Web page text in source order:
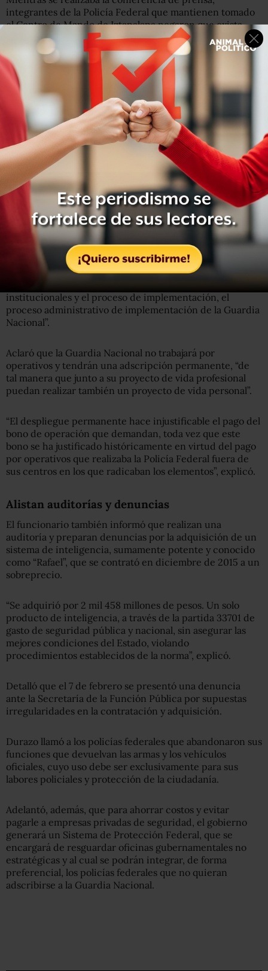
integrantes de la Policía Federal que mantienen tomado
el Centro de Mando de Iztapalapa negaron que exista
“mano negra” detrás de sus protestas y también negaron
que hayan enviado una invitación a Felipe Calderón para
que sea su representante sindical.
No se modifican los requisitos para entrar
a la Guardia
Durazo dijo que no hay absolutamente ningún margen
para modificar los requisitos de acceso a la Guardia
Nacional, pues estos ya están establecidos en diversas
disposiciones en las leyes reglamentarias de la reforma
constitucional que creó la Guardia Nacional y en el
reglamento interno de la propia Guardia Nacional.
“Las protestas de elementos de la Policía Federal, si bien
se entienden como parte de su derecho a manifestarse,
es un movimiento que no tiene razón de ser. La molestia
encuentra su explicación en la velocidad con la que se
realizaron los cambios legales, los acuerdos
institucionales y el proceso de implementación, el
proceso administrativo de implementación de la Guardia
Nacional”.
Aclaró que la Guardia Nacional no trabajará por
operativos y tendrán una adscripción permanente, “de
tal manera que junto a su proyecto de vida profesional
puedan realizar también un proyecto de vida personal”.
“El despliegue permanente hace injustificable el pago del
bono de operación que demandan, toda vez que este
bono se ha justificado históricamente en virtud del pago
por operativos que realizaba la Policía Federal fuera de
sus centros en los que radicaban los elementos”, explicó.
Alistan auditorías y denuncias
El funcionario también informó que realizan una
auditoría y preparan denuncias por la adquisición de un
sistema de inteligencia, sumamente potente y conocido
como “Rafael”, que se contrató en diciembre de 2015 a un
sobreprecio.
“Se adquirió por 2 mil 458 millones de pesos. Un solo
producto de inteligencia, a través de la partida 33701 de
gasto de seguridad pública y nacional, sin asegurar las
mejores condiciones del Estado, violando
procedimientos establecidos de la norma”, explicó.
Detalló que el 7 de febrero se presentó una denuncia
ante la Secretaría de la Función Pública por supuestas
irregularidades en la contratación y adquisición.
Durazo llamó a los policías federales que abandonaron sus
funciones que devuelvan las armas y los vehículos
oficiales, cuyo uso debe ser exclusivamente para sus
labores policiales y protección de la ciudadanía.
Adelantó, además, que para ahorrar costos y evitar
pagarle a empresas privadas de seguridad, el gobierno
generará un Sistema de Protección Federal, que se
encargará de resguardar oficinas gubernamentales no
estratégicas y al cual se podrán integrar, de forma
preferencial, los policías federales que no quieran
adscribirse a la Guardia Nacional.